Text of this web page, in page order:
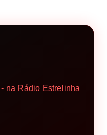
na Rádio Estrelinha